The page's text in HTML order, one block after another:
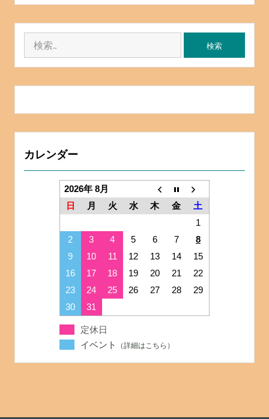
カレンダー
2026年 8月
日
月 火 水 木 金
土
1
2
3 4 5 6 7
8
9
10 11 12 13 14
15
16
17 18 19 20 21
22
23
24 25 26 27 28
29
30
31
定休日
イベント